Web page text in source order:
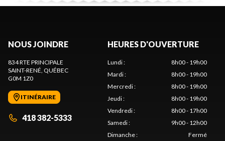
NOUS JOINDRE
834 RTE PRINCIPALE
SAINT-RENÉ, QUÉBEC
G0M 1Z0
ITINÉRAIRE
418 382-5333
HEURES D'OUVERTURE
Lundi:
8h00 - 19h00
Mardi:
8h00 - 19h00
Mercredi:
8h00 - 19h00
Jeudi:
8h00 - 19h00
Vendredi:
8h00 - 17h00
Samedi:
9h00 - 12h00
Dimanche: Fermé